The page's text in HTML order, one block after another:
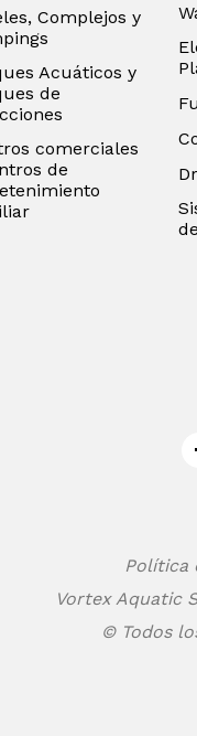
Complejos y
Acuáticos y
de
comerciales
de
Política
Vortex Aquatic
© Todos